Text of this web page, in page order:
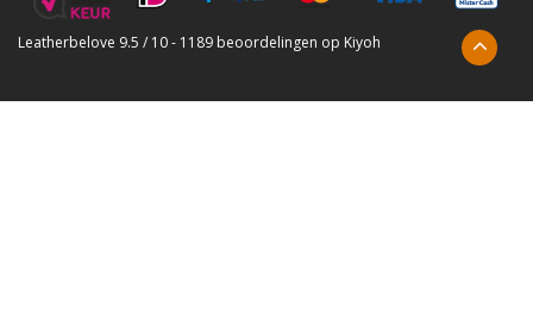
Leatherbelove 9.5 / 10- 1189 beoordelingen op Kiyoh